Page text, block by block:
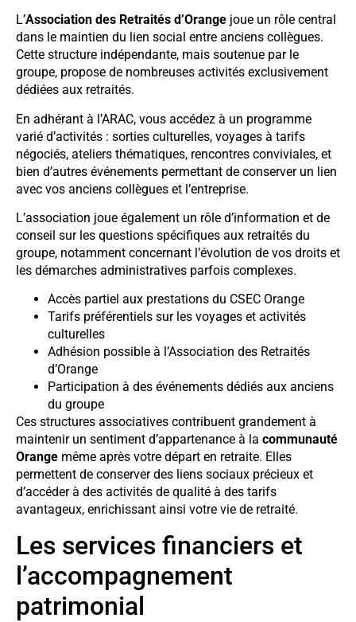
L’Association des Retraités d’Orange joue un rôle central
dans le maintien du lien social entre anciens collègues.
Cette structure indépendante, mais soutenue par le
groupe, propose de nombreuses activités exclusivement
dédiées aux retraités.
En adhérant à l’ARAC, vous accédez à un programme
varié d’activités : sorties culturelles, voyages à tarifs
négociés, ateliers thématiques, rencontres conviviales, et
bien d’autres événements permettant de conserver un lien
avec vos anciens collègues et l’entreprise.
L’association joue également un rôle d’information et de
conseil sur les questions spécifiques aux retraités du
groupe, notamment concernant l’évolution de vos droits et
les démarches administratives parfois complexes.
Accès partiel aux prestations du CSEC Orange
Tarifs préférentiels sur les voyages et activités
culturelles
Adhésion possible à l’Association des Retraités
d’Orange
Participation à des événements dédiés aux anciens
du groupe
Ces structures associatives contribuent grandement à
maintenir un sentiment d’appartenance à la communauté
Orange même après votre départ en retraite. Elles
permettent de conserver des liens sociaux précieux et
d’accéder à des activités de qualité à des tarifs
avantageux, enrichissant ainsi votre vie de retraité.
Les services financiers et
l’accompagnement
patrimonial